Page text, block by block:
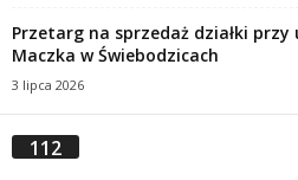
Przetarg na sprzedaż działki przy
Maczka w Świebodzicach
3 lipca 2026
112